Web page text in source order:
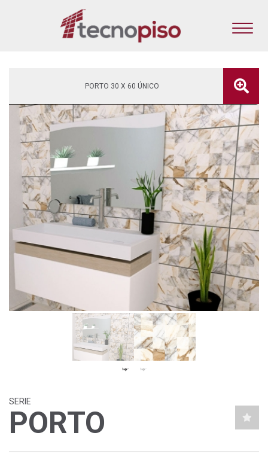
PORTO 30 X 60 ÚNICO
SERIE
PORTO